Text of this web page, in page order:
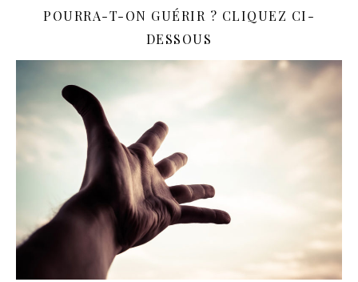
POURRA-T-ON GUÉRIR ? CLIQUEZ CI-
DESSOUS